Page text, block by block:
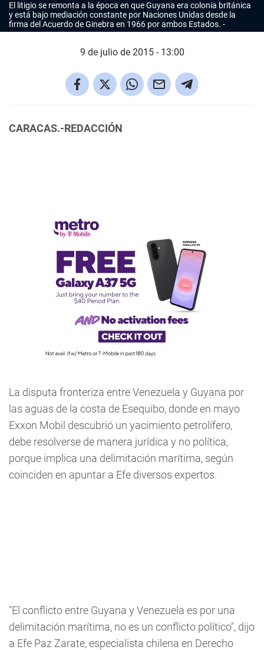
El litigio se remonta a la época en que Guyana era colonia británica
y está bajo mediación constante por Naciones Unidas desde la
firma del Acuerdo de Ginebra en 1966 por ambos Estados.
9 de julio de 2015 - 13:00
CARACAS.-REDACCIÓN
La disputa fronteriza entre Venezuela y Guyana por
las aguas de la costa de Esequibo, donde en mayo
Exxon Mobil descubrió un yacimiento petrolífero,
debe resolverse de manera jurídica y no política,
porque implica una delimitación marítima, según
coinciden en apuntar a Efe diversos expertos.
"El conflicto entre Guyana y Venezuela es por una
delimitación marítima, no es un conflicto político", dijo
a Efe Paz Zarate, especialista chilena en Derecho